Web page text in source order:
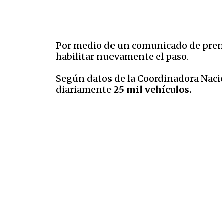
Por medio de un comunicado de
habilitar nuevamente el paso.
Según datos de la Coordinadora
diariamente 25 mil vehículos.